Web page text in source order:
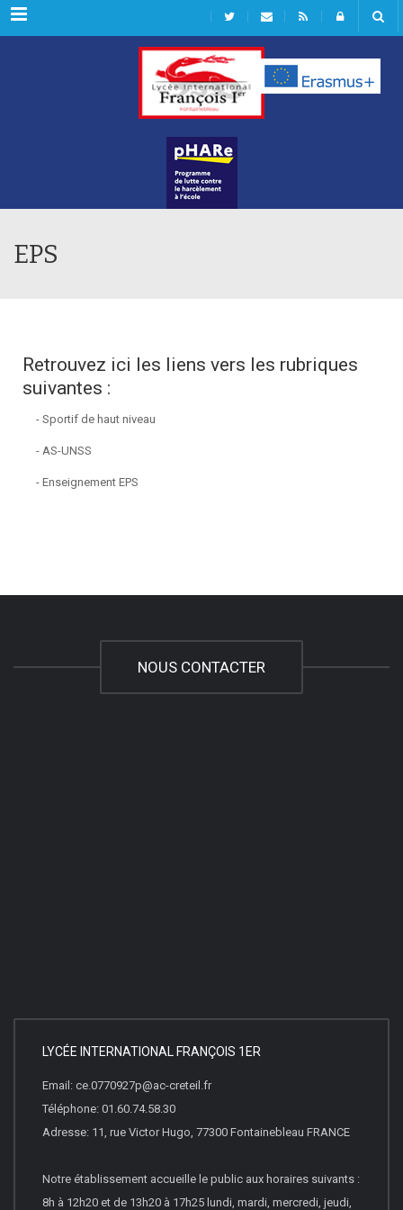
Rubriques
EPS
Retrouvez ici les liens vers les rubriques
suivantes :
- Sportif de haut niveau
- AS-UNSS
- Enseignement EPS
NOUS CONTACTER
LYCÉE INTERNATIONAL FRANÇOIS 1ER
Email: ce.0770927p@ac-creteil.fr
Téléphone: 01.60.74.58.30
Adresse: 11, rue Victor Hugo, 77300 Fontainebleau FRANCE
Notre établissement accueille le public aux horaires suivants :
8h à 12h20 et de 13h20 à 17h25 lundi, mardi, mercredi, jeudi,